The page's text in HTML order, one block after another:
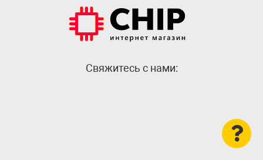
Cвяжитесь с нами: